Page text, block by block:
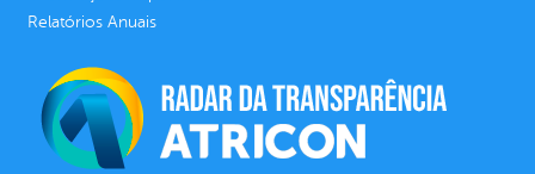
Relatórios Anuais